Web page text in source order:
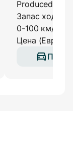
Produced
Запас хода
0-100 км/ч
Цена (Европа)